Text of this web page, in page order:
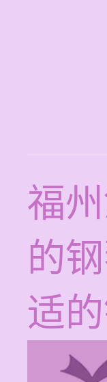
福
的
适的